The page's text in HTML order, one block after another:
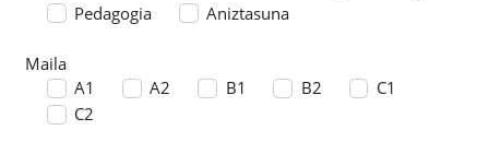
Pedagogia
Aniztasuna
Maila
MailaA1 A2 B1 B2
C1
C2